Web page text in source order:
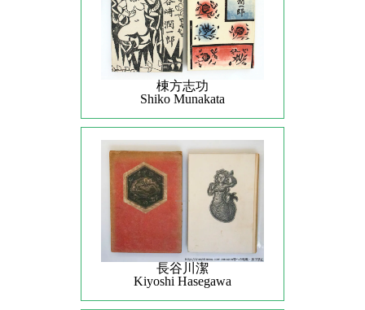
棟方志功
Shiko Munakata
長谷川潔
Kiyoshi Hasegawa